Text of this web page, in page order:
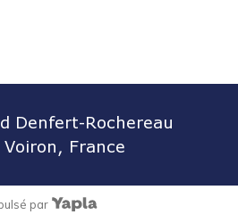
Denfert-Rochereau
Voiron, France
par